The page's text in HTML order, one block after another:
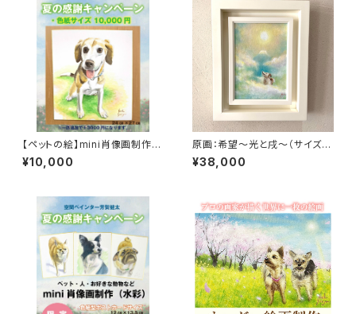
【ペットの絵】mini肖像画制作
（水彩・色紙サイズ）
¥10,000
原画：希望〜光と戌〜（サイズ：
SM号・額縁外寸：よこ25.8cm×
たて32.7㎝×奥行4.5㎝）
¥38,000